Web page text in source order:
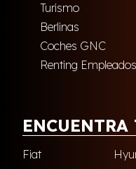
Turismo
Berlinas
Coches GNC
Renting Empleados
Fiat